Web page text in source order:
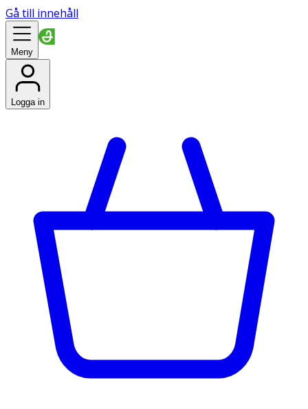
Gå till innehåll
Meny
Logga in